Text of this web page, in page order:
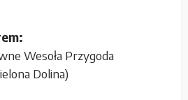
Wesoła Przygoda
Dolina)